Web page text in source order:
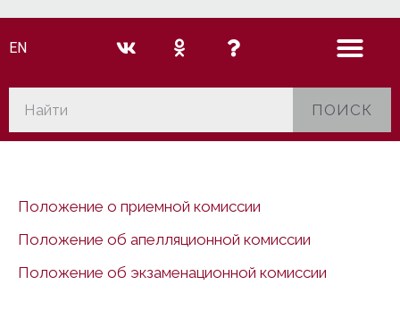
EN
ПОИСК
Положение о приемной комиссии
Положение об апелляционной комиссии
Положение об экзаменационной комиссии